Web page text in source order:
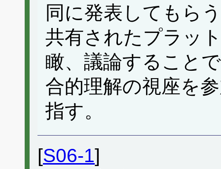
同に発表してもら
共有されたプラッ
瞰、議論すること
合的理解の視座を
指す。
[S06-1]